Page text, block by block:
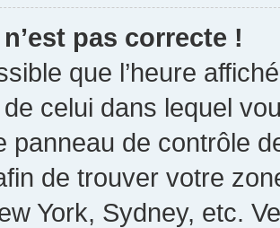
n’est pas correcte !
que l’heure
celui dans lequel
panneau de contrôle
de trouver votre
York, Sydney, etc.